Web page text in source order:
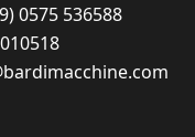
0575 536588